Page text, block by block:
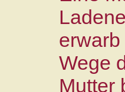
Wege
Mutter